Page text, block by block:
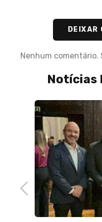
DEIXAR
Nenhum comentário.
Notícias
Previous